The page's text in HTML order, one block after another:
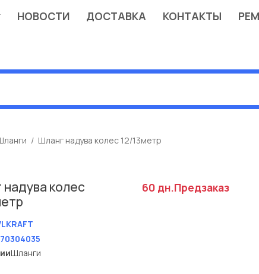
НОВОСТИ ДОСТАВКА КОНТАКТЫ
Шланг надува колес 12/13метр
колес
70304035
Шланги
60 дн.Предзаказ